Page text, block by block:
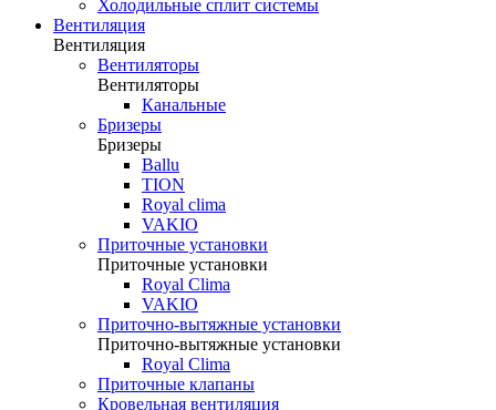
Холодильные сплит системы
Вентиляция
Вентиляция
Вентиляторы
Вентиляторы
Канальные
Бризеры
Бризеры
Ballu
TION
Royal clima
VAKIO
Приточные установки
Приточные установки
Royal Clima
VAKIO
Приточно-вытяжные установки
Приточно-вытяжные установки
Royal Clima
Приточные клапаны
Кровельная вентиляция